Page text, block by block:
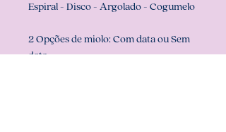
Espiral - Disco - Argolado - Cogumelo
2 Opções de miolo: Com data ou Sem
data